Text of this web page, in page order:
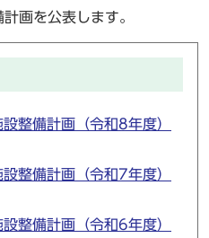
画を公表します。
整備計画（令和8年度）
整備計画（令和7年度）
整備計画（令和6年度）